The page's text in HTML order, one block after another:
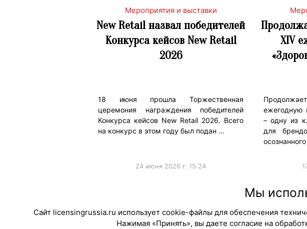
Мероприятия и выставки
New Retail назвал победителей
Конкурса кейсов New Retail
2026
18 июня прошла Торжественная
церемония награждения победителей
Конкурса кейсов New Retail 2026. Всего
на конкурс в этом году был подан …
24 июня 2026 г. 15:24
XIV
ежегодную
– одну из
для
Мы
Сайт licensingrussia.ru использует cookie-файлы для обеспечения
Нажимая «Принять», вы даете согласие на